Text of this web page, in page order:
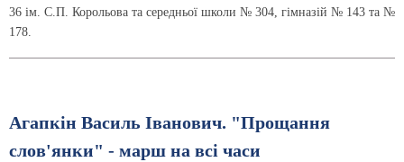
36 ім. С.П. Корольова та середньої школи № 304, гімназій № 143 та №
178.
Агапкін Василь Іванович. "Прощання
слов'янки" - марш на всі часи